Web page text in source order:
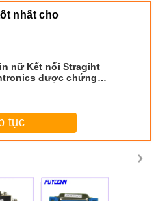
nhất cho
nữ Kết nối Stragiht
được chứng
tục